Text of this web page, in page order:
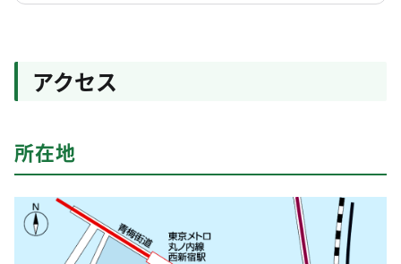
アクセス
所在地